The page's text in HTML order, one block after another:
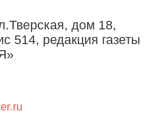
дом 18,
514, редакция газеты